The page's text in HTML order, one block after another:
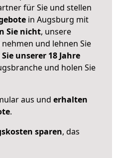
für Sie und stellen
in Augsburg mit
Sie nicht, unsere
und lehnen Sie
unserer 18 Jahre
und holen Sie
aus und erhalten
.
sparen, das